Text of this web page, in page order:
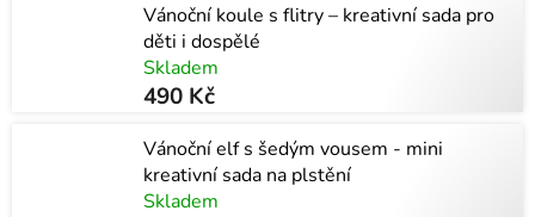
Vánoční koule s flitry – kreativní sada pro
děti i dospělé
Skladem
490 Kč
Vánoční elf s šedým vousem - mini
kreativní sada na plstění
Skladem